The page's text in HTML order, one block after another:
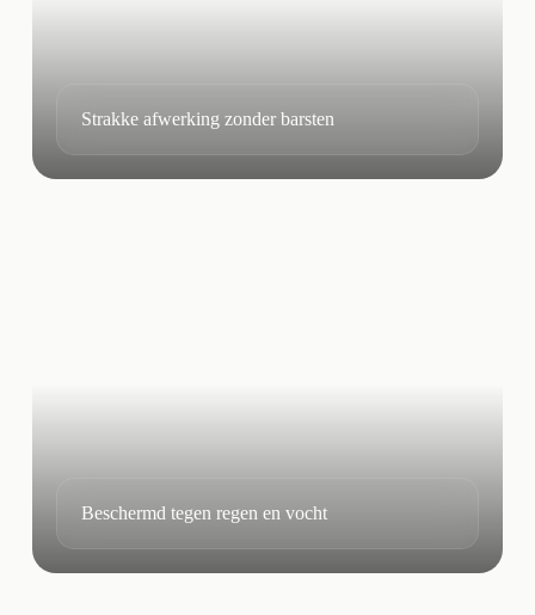
Strakke afwerking zonder barsten
Beschermd tegen regen en vocht